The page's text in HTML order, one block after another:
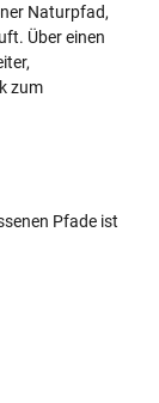
Naturpfad,
Über einen
zum
Pfade ist